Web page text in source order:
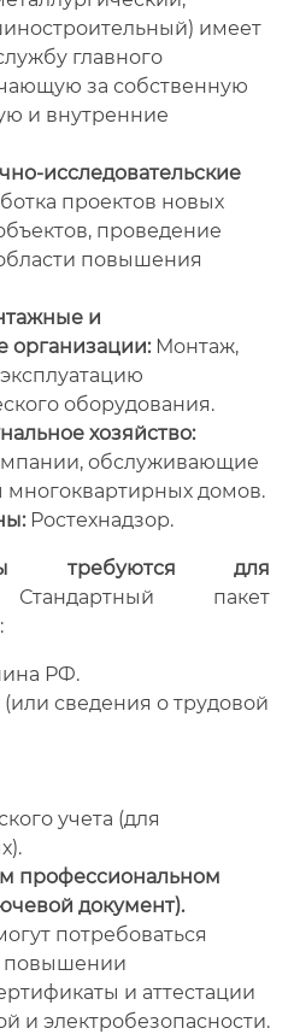
имеет
главного
за собственную
и внутренние
исследовательские
проектов новых
проведение
повышения
и
организации:Монтаж,
оборудования.
хозяйство:
обслуживающие
многоквартирных домов.
Ростехнадзор.
требуются для
пакет
РФ.
сведения о трудовой
учета (для
профессиональном
документ).
потребоваться
повышении
и аттестации
и электробезопасности.